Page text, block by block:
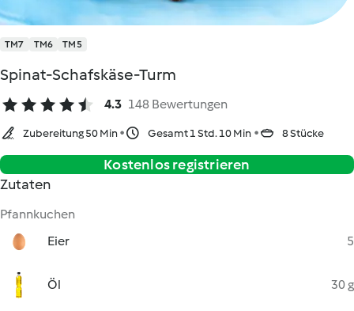
TM7 TM6 TM5
Spinat-Schafskäse-Turm
4.3 148 Bewertungen
Zubereitung 50 Min Gesamt 1 Std. 10 Min 8 Stücke
Kostenlos registrieren
Zutaten
Pfannkuchen
Eier
5
Öl 30 g